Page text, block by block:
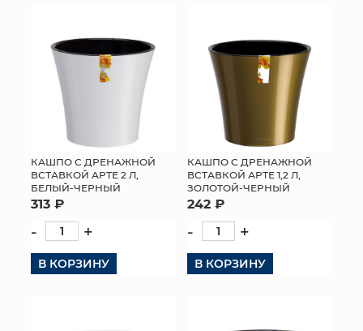
КАШПО С ДРЕНАЖНОЙ
ВСТАВКОЙ АРТЕ 2 Л,
БЕЛЫЙ-ЧЕРНЫЙ
313 ₽
- +
В КОРЗИНУ
КАШПО С ДРЕНАЖНОЙ
ВСТАВКОЙ АРТЕ 1,2 Л,
ЗОЛОТОЙ-ЧЕРНЫЙ
242 ₽
- +
В КОРЗИНУ